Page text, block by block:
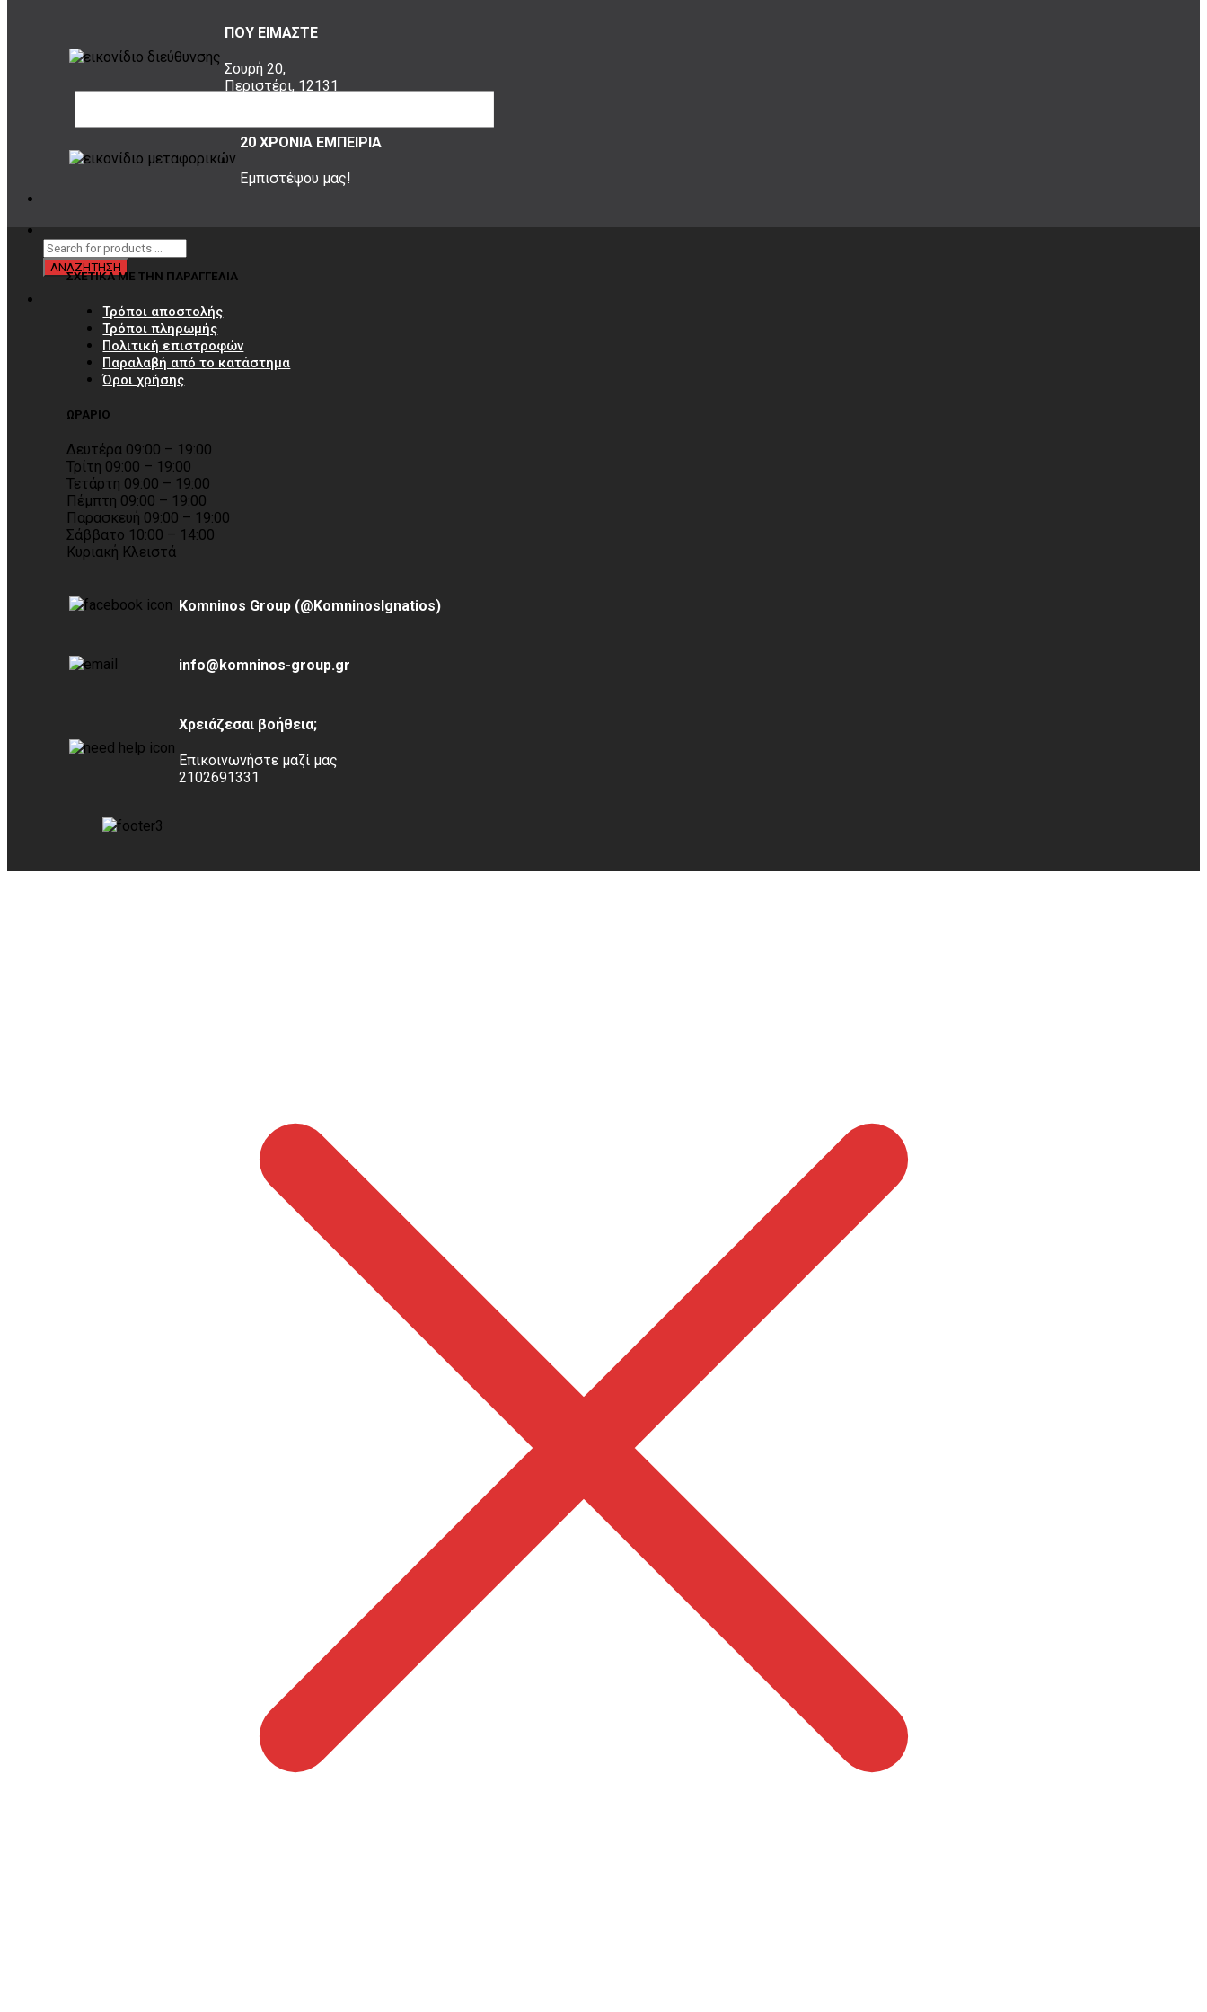
ΠΟΥ ΕΙΜΑΣΤΕ
Σουρή 20,
Περιστέρι, 12131
20 ΧΡΟΝΙΑ ΕΜΠΕΙΡΙΑ
Εμπιστέψου μας!
ΣΧΕΤΙΚΑ ΜΕ ΤΗΝ ΠΑΡΑΓΓΕΛΙΑ
Τρόποι αποστολής
Τρόποι πληρωμής
Πολιτική επιστροφών
Παραλαβή από το κατάστημα
Όροι χρήσης
ΩΡΑΡΙΟ
Δευτέρα 09:00 – 19:00
Τρίτη 09:00 – 19:00
Τετάρτη 09:00 – 19:00
Πέμπτη 09:00 – 19:00
Παρασκευή 09:00 – 19:00
Σάββατο 10:00 – 14:00
Κυριακή Κλειστά
Komninos Group (@KomninosIgnatios)
info@komninos-group.gr
Χρειάζεσαι βοήθεια;
Επικοινωνήστε μαζί μας
2102691331